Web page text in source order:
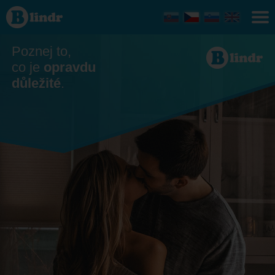
Seznamka
- On
hledá ji
Poznej to,
co je opravdu
důležité.